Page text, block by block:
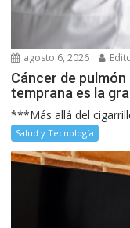
agosto 6, 2026
Cáncer de
temprana es la
***Más allá del
Salud y Tecnología